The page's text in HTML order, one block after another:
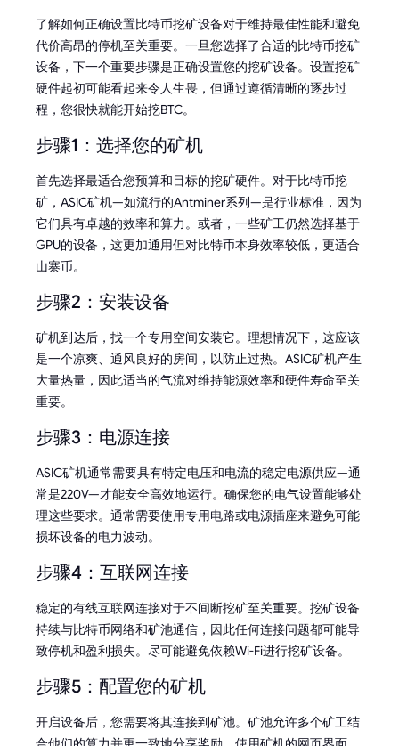
了解如何正确设置比特币挖矿设备对于维持最佳性能和避免
代价高昂的停机至关重要。一旦您选择了合适的比特币挖矿
设备，下一个重要步骤是正确设置您的挖矿设备。设置挖矿
硬件起初可能看起来令人生畏，但通过遵循清晰的逐步过
程，您很快就能开始挖BTC。
步骤1：选择您的矿机
首先选择最适合您预算和目标的挖矿硬件。对于比特币挖
矿，ASIC矿机—如流行的Antminer系列—是行业标准，因为
它们具有卓越的效率和算力。或者，一些矿工仍然选择基于
GPU的设备，这更加通用但对比特币本身效率较低，更适合
山寨币。
步骤2：安装设备
矿机到达后，找一个专用空间安装它。理想情况下，这应该
是一个凉爽、通风良好的房间，以防止过热。ASIC矿机产生
大量热量，因此适当的气流对维持能源效率和硬件寿命至关
重要。
步骤3：电源连接
ASIC矿机通常需要具有特定电压和电流的稳定电源供应—通
常是220V—才能安全高效地运行。确保您的电气设置能够处
理这些要求。通常需要使用专用电路或电源插座来避免可能
损坏设备的电力波动。
步骤4：互联网连接
稳定的有线互联网连接对于不间断挖矿至关重要。挖矿设备
持续与比特币网络和矿池通信，因此任何连接问题都可能导
致停机和盈利损失。尽可能避免依赖Wi-Fi进行挖矿设备。
步骤5：配置您的矿机
开启设备后，您需要将其连接到矿池。矿池允许多个矿工结